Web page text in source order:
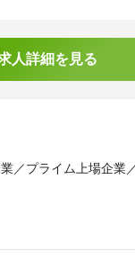
人詳細を見る
／プライム上場企業